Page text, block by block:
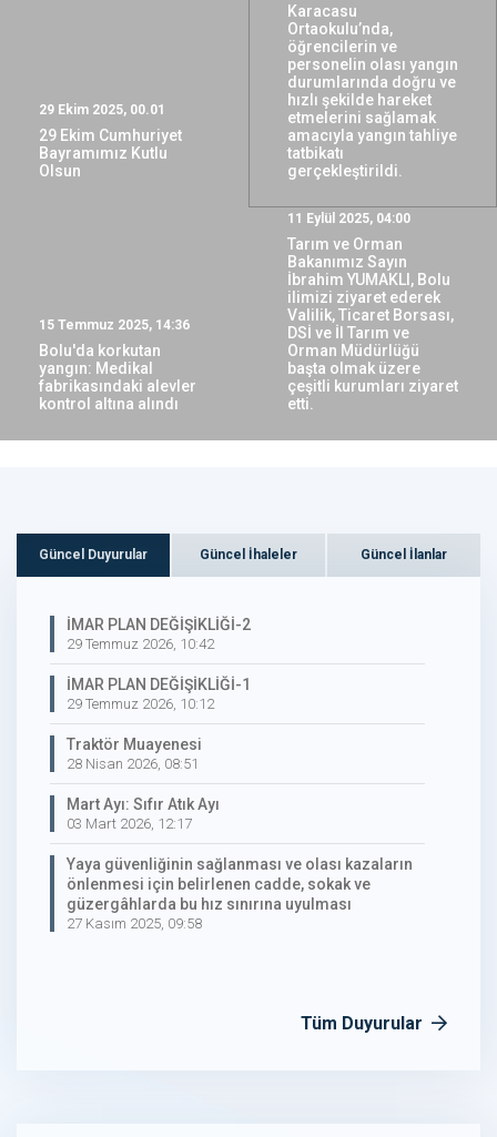
29 Ekim 2025, 00.01
29 Ekim Cumhuriyet
Bayramımız Kutlu
Olsun
Karacasu
Ortaokulu’nda,
öğrencilerin ve
personelin olası yangın
durumlarında doğru ve
hızlı şekilde hareket
etmelerini sağlamak
amacıyla yangın tahliye
tatbikatı
gerçekleştirildi.
15 Temmuz 2025, 14:36
Bolu'da korkutan
yangın: Medikal
fabrikasındaki alevler
kontrol altına alındı
11 Eylül 2025, 04:00
Tarım ve Orman
Bakanımız Sayın
İbrahim YUMAKLI, Bolu
ilimizi ziyaret ederek
Valilik, Ticaret Borsası,
DSİ ve İl Tarım ve
Orman Müdürlüğü
başta olmak üzere
çeşitli kurumları ziyaret
etti.
Güncel Duyurular Güncel İhaleler Güncel İlanlar
İMAR PLAN DEĞİŞİKLİĞİ-2
29 Temmuz 2026, 10:42
İMAR PLAN DEĞİŞİKLİĞİ-1
29 Temmuz 2026, 10:12
Traktör Muayenesi
28 Nisan 2026, 08:51
Mart Ayı: Sıfır Atık Ayı
03 Mart 2026, 12:17
Yaya güvenliğinin sağlanması ve olası kazaların
önlenmesi için belirlenen cadde, sokak ve
güzergâhlarda bu hız sınırına uyulması
27 Kasım 2025, 09:58
Tüm Duyurular